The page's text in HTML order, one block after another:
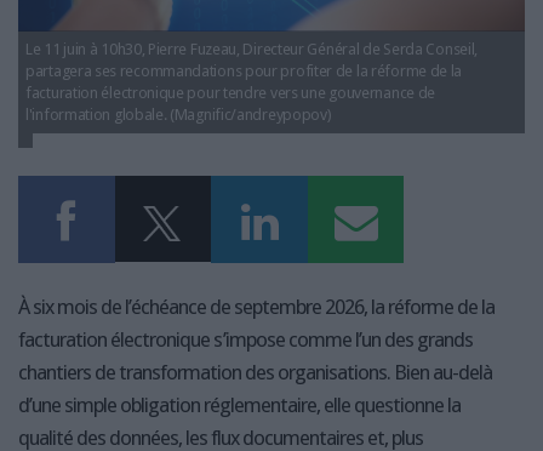
Le 11 juin à 10h30, Pierre Fuzeau, Directeur Général de Serda Conseil,
partagera ses recommandations pour profiter de la réforme de la
facturation électronique pour tendre vers une gouvernance de
l'information globale. (Magnific/andreypopov)
À six mois de l’échéance de septembre 2026, la réforme de la
facturation électronique s’impose comme l’un des grands
chantiers de transformation des organisations. Bien au-delà
d’une simple obligation réglementaire, elle questionne la
qualité des données, les flux documentaires et, plus